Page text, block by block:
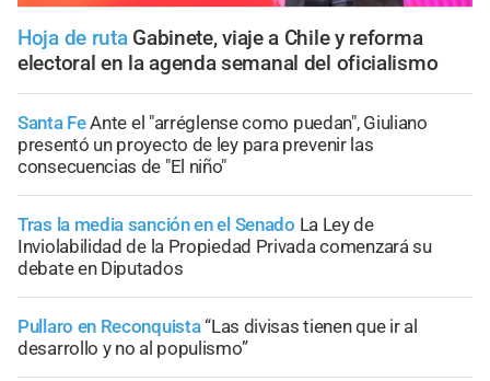
Hoja de ruta Gabinete, viaje a Chile y reforma
electoral en la agenda semanal del oficialismo
Santa FeAnte el "arréglense como puedan", Giuliano
presentó un proyecto de ley para prevenir las
consecuencias de "El niño"
Tras la media sanción en el Senado La Ley de
Inviolabilidad de la Propiedad Privada comenzará su
debate en Diputados
Pullaro en Reconquista“Las divisas tienen que ir al
desarrollo y no al populismo”